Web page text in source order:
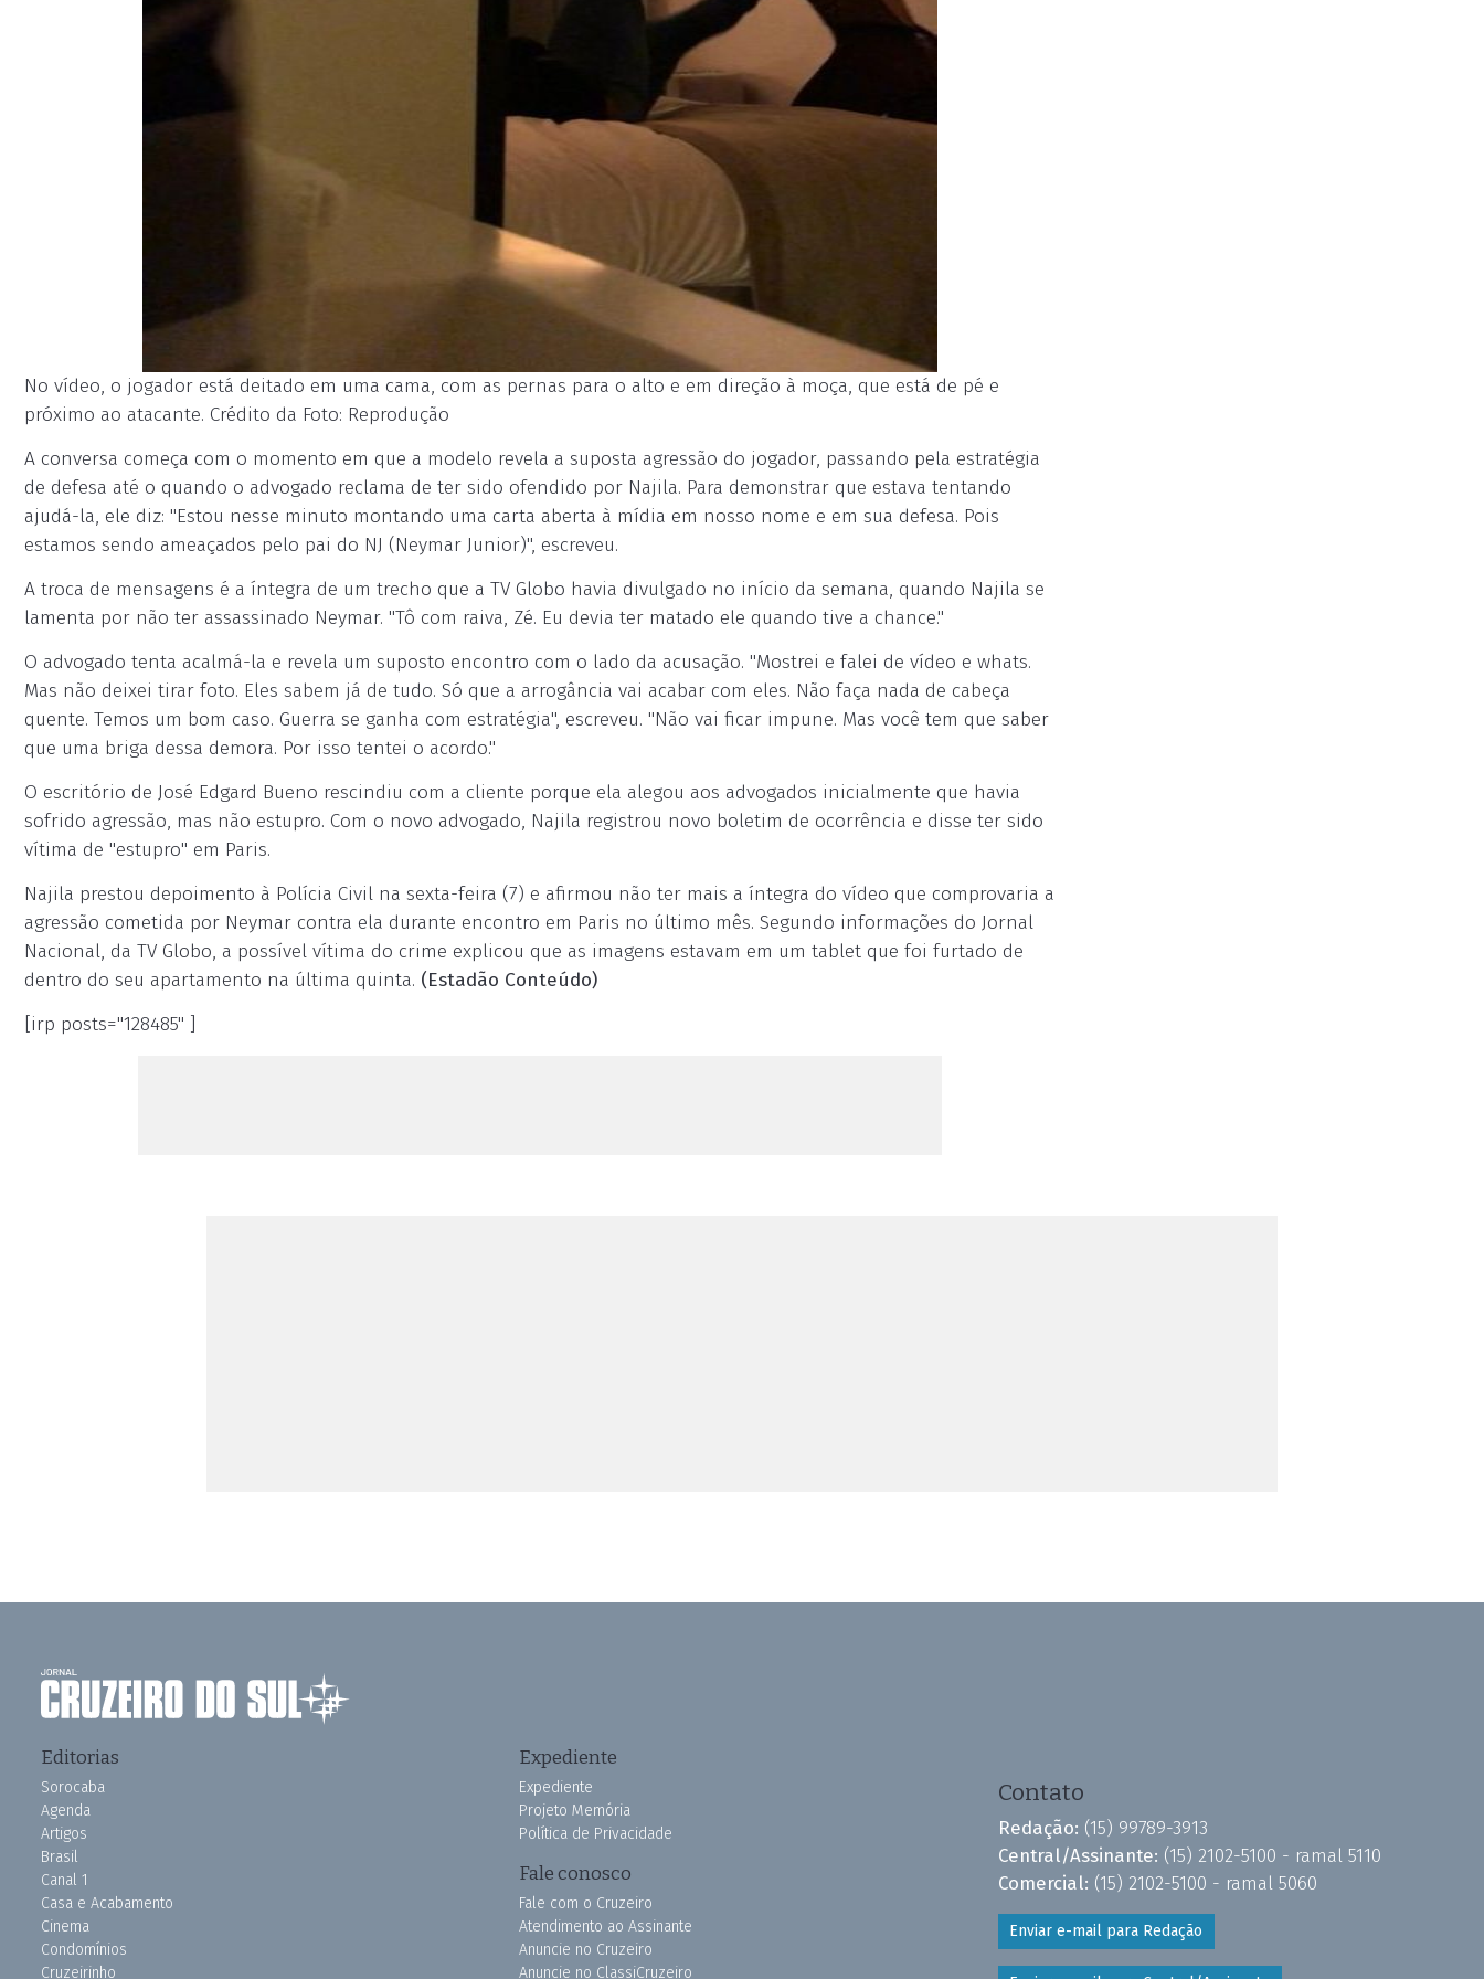
No vídeo, o jogador está deitado em uma cama, com as pernas para o alto e em direção à moça, que está de pé e
próximo ao atacante. Crédito da Foto: Reprodução
A conversa começa com o momento em que a modelo revela a suposta agressão do jogador, passando pela estratégia
de defesa até o quando o advogado reclama de ter sido ofendido por Najila. Para demonstrar que estava tentando
ajudá-la, ele diz: "Estou nesse minuto montando uma carta aberta à mídia em nosso nome e em sua defesa. Pois
estamos sendo ameaçados pelo pai do NJ (Neymar Junior)", escreveu.
A troca de mensagens é a íntegra de um trecho que a TV Globo havia divulgado no início da semana, quando Najila se
lamenta por não ter assassinado Neymar. "Tô com raiva, Zé. Eu devia ter matado ele quando tive a chance."
O advogado tenta acalmá-la e revela um suposto encontro com o lado da acusação. "Mostrei e falei de vídeo e whats.
Mas não deixei tirar foto. Eles sabem já de tudo. Só que a arrogância vai acabar com eles. Não faça nada de cabeça
quente. Temos um bom caso. Guerra se ganha com estratégia", escreveu. "Não vai ficar impune. Mas você tem que saber
que uma briga dessa demora. Por isso tentei o acordo."
O escritório de José Edgard Bueno rescindiu com a cliente porque ela alegou aos advogados inicialmente que havia
sofrido agressão, mas não estupro. Com o novo advogado, Najila registrou novo boletim de ocorrência e disse ter sido
vítima de "estupro" em Paris.
Najila prestou depoimento à Polícia Civil na sexta-feira (7) e afirmou não ter mais a íntegra do vídeo que comprovaria a
agressão cometida por Neymar contra ela durante encontro em Paris no último mês. Segundo informações do Jornal
Nacional, da TV Globo, a possível vítima do crime explicou que as imagens estavam em um tablet que foi furtado de
dentro do seu apartamento na última quinta. (Estadão Conteúdo)
[irp posts="128485" ]
Editorias
Sorocaba
Agenda
Artigos
Brasil
Canal 1
Casa e Acabamento
Cinema
Condomínios
Cruzeirinho
Expediente
Expediente
Projeto Memória
Política de Privacidade
Fale conosco
Fale com o Cruzeiro
Atendimento ao Assinante
Anuncie no Cruzeiro
Anuncie no ClassiCruzeiro
Contato
Redação: (15) 99789-3913
Central/Assinante: (15) 2102-5100 - ramal 5110
Comercial: (15) 2102-5100 - ramal 5060
Enviar e-mail para Redação